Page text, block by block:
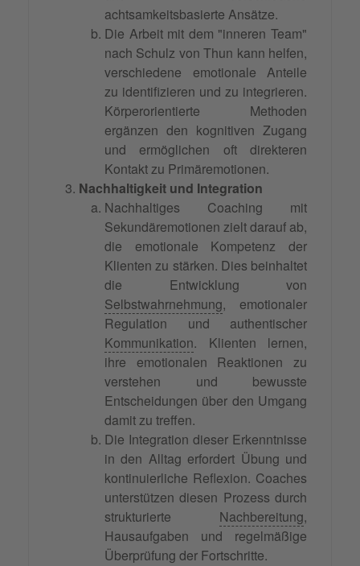
achtsamkeitsbasierte Ansätze.
Die Arbeit mit dem "inneren Team"
nach Schulz von Thun kann helfen,
verschiedene emotionale Anteile
zu identifizieren und zu integrieren.
Körperorientierte Methoden
ergänzen den kognitiven Zugang
und ermöglichen oft direkteren
Kontakt zu Primäremotionen.
Nachhaltigkeit und Integration
Nachhaltiges Coaching mit
Sekundäremotionen zielt darauf ab,
die emotionale Kompetenz der
Klienten zu stärken. Dies beinhaltet
die Entwicklung von
Selbstwahrnehmung, emotionaler
Regulation und authentischer
Kommunikation. Klienten lernen,
ihre emotionalen Reaktionen zu
verstehen und bewusste
Entscheidungen über den Umgang
damit zu treffen.
Die Integration dieser Erkenntnisse
in den Alltag erfordert Übung und
kontinuierliche Reflexion. Coaches
unterstützen diesen Prozess durch
strukturierte Nachbereitung,
Hausaufgaben und regelmäßige
Überprüfung der Fortschritte.